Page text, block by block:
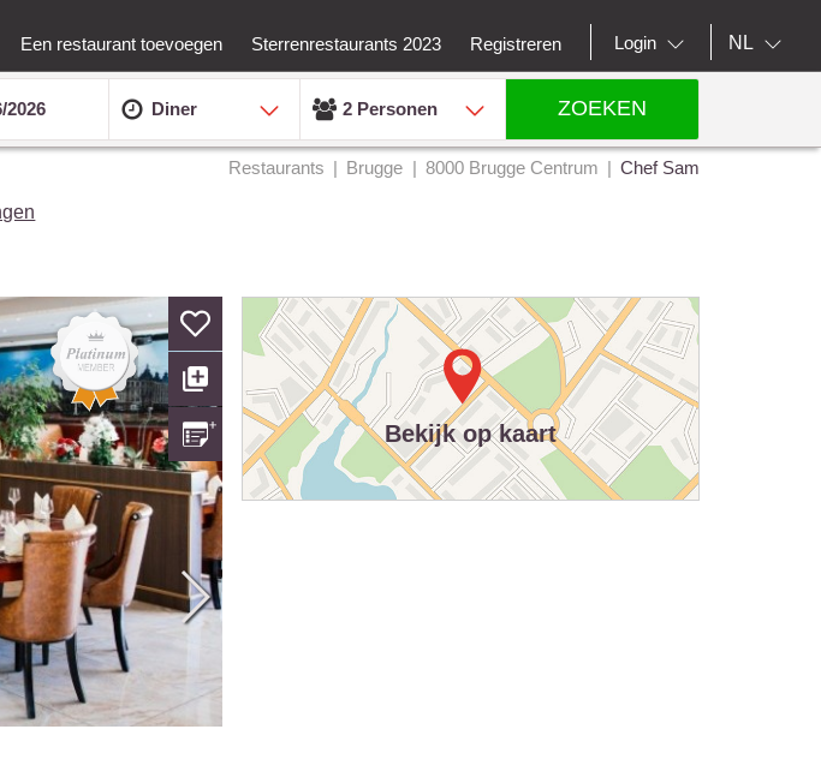
Een restaurant toevoegen Sterrenrestaurants 2023 Registreren Login NL
Diner 2 Personen ZOEKEN
Restaurants Brugge 8000 Brugge Centrum Chef Sam
Bekijk op kaart